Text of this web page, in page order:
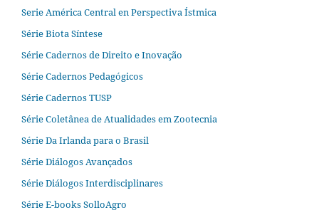
Serie América Central en Perspectiva Ístmica
Série Biota Síntese
Série Cadernos de Direito e Inovação
Série Cadernos Pedagógicos
Série Cadernos TUSP
Série Coletânea de Atualidades em Zootecnia
Série Da Irlanda para o Brasil
Série Diálogos Avançados
Série Diálogos Interdisciplinares
Série E-books SolloAgro